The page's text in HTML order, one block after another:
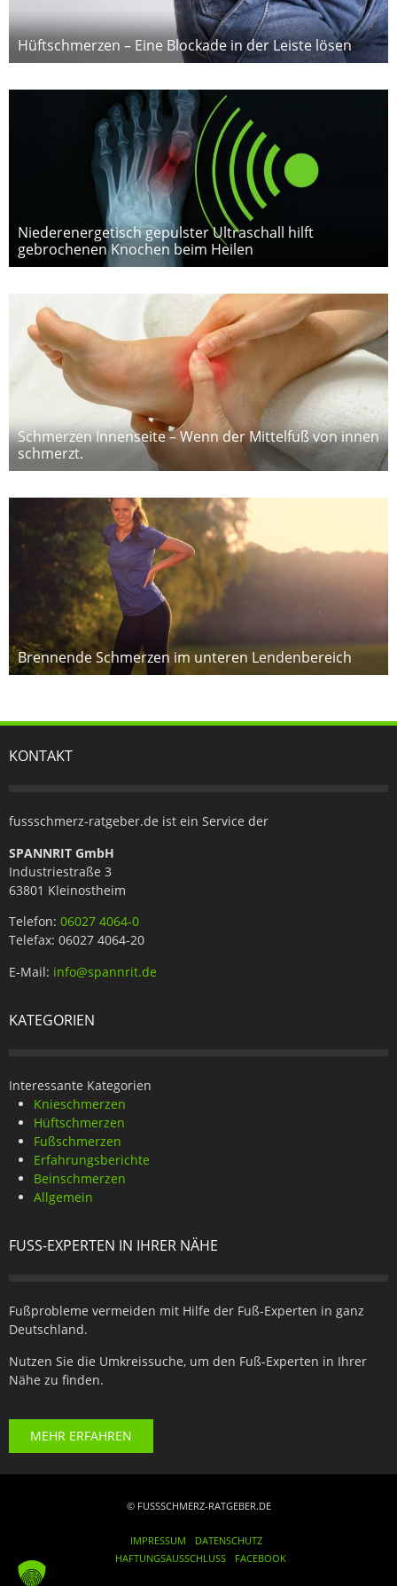
Hüftschmerzen – Eine Blockade in der Leiste lösen
Niederenergetisch gepulster Ultraschall hilft
gebrochenen Knochen beim Heilen
Schmerzen Innenseite – Wenn der Mittelfuß von innen
schmerzt.
Brennende Schmerzen im unteren Lendenbereich
KONTAKT
fussschmerz-ratgeber.de ist ein Service der
SPANNRIT GmbH
Industriestraße 3
63801 Kleinostheim
Telefon: 06027 4064-0
Telefax: 06027 4064-20
E-Mail: info@spannrit.de
KATEGORIEN
Interessante Kategorien
Knieschmerzen
Hüftschmerzen
Fußschmerzen
Erfahrungsberichte
Beinschmerzen
Allgemein
FUSS-EXPERTEN IN IHRER NÄHE
Fußprobleme vermeiden mit Hilfe der Fuß-Experten in ganz
Deutschland.
Nutzen Sie die Umkreissuche, um den Fuß-Experten in Ihrer
Nähe zu finden.
MEHR ERFAHREN
© FUSSSCHMERZ-RATGEBER.DE
IMPRESSUM
DATENSCHUTZ
HAFTUNGSAUSSCHLUSS
FACEBOOK